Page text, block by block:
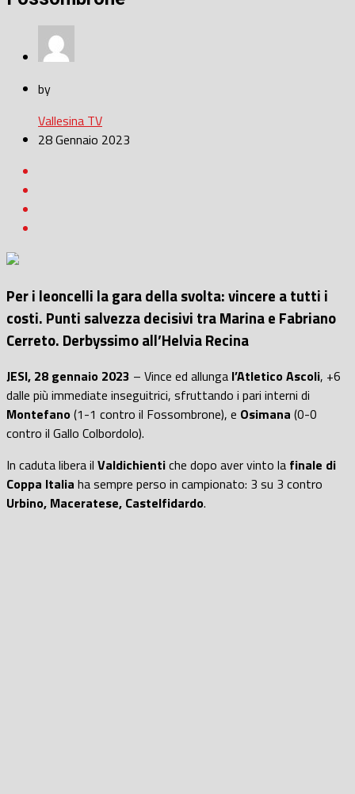
by
Vallesina TV
28 Gennaio 2023
Per i leoncelli la gara della svolta: vincere a tutti i
costi. Punti salvezza decisivi tra Marina e Fabriano
Cerreto. Derbyssimo all’Helvia Recina
JESI, 28 gennaio 2023 – Vince ed allunga l’Atletico Ascoli, +6
dalle più immediate inseguitrici, sfruttando i pari interni di
Montefano(1-1 contro il Fossombrone), e Osimana (0-0
contro il Gallo Colbordolo).
In caduta libera il Valdichientiche dopo aver vinto la finale di
Coppa Italia ha sempre perso in campionato: 3 su 3 contro
Urbino, Maceratese, Castelfidardo.